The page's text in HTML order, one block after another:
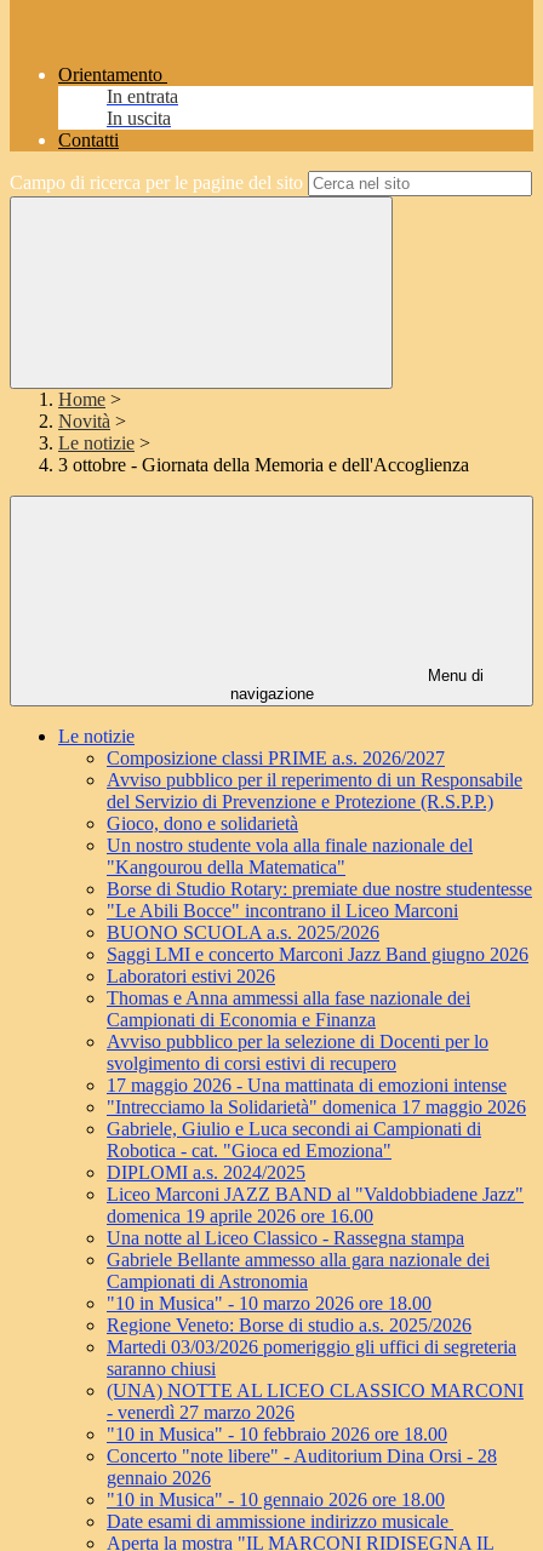
Orientamento
In entrata
In uscita
Contatti
Campo di ricerca per le pagine del sito
Home >
Novità >
Le notizie >
3 ottobre - Giornata della Memoria e dell'Accoglienza
Menu di
navigazione
Le notizie
Composizione classi PRIME a.s. 2026/2027
Avviso pubblico per il reperimento di un Responsabile
del Servizio di Prevenzione e Protezione (R.S.P.P.)
Gioco, dono e solidarietà
Un nostro studente vola alla finale nazionale del
"Kangourou della Matematica"
Borse di Studio Rotary: premiate due nostre studentesse
"Le Abili Bocce" incontrano il Liceo Marconi
BUONO SCUOLA a.s. 2025/2026
Saggi LMI e concerto Marconi Jazz Band giugno 2026
Laboratori estivi 2026
Thomas e Anna ammessi alla fase nazionale dei
Campionati di Economia e Finanza
Avviso pubblico per la selezione di Docenti per lo
svolgimento di corsi estivi di recupero
17 maggio 2026 - Una mattinata di emozioni intense
"Intrecciamo la Solidarietà" domenica 17 maggio 2026
Gabriele, Giulio e Luca secondi ai Campionati di
Robotica - cat. "Gioca ed Emoziona"
DIPLOMI a.s. 2024/2025
Liceo Marconi JAZZ BAND al "Valdobbiadene Jazz"
domenica 19 aprile 2026 ore 16.00
Una notte al Liceo Classico - Rassegna stampa
Gabriele Bellante ammesso alla gara nazionale dei
Campionati di Astronomia
"10 in Musica" - 10 marzo 2026 ore 18.00
Regione Veneto: Borse di studio a.s. 2025/2026
Martedi 03/03/2026 pomeriggio gli uffici di segreteria
saranno chiusi
(UNA) NOTTE AL LICEO CLASSICO MARCONI
- venerdì 27 marzo 2026
"10 in Musica" - 10 febbraio 2026 ore 18.00
Concerto "note libere" - Auditorium Dina Orsi - 28
gennaio 2026
"10 in Musica" - 10 gennaio 2026 ore 18.00
Date esami di ammissione indirizzo musicale
Aperta la mostra "IL MARCONI RIDISEGNA IL